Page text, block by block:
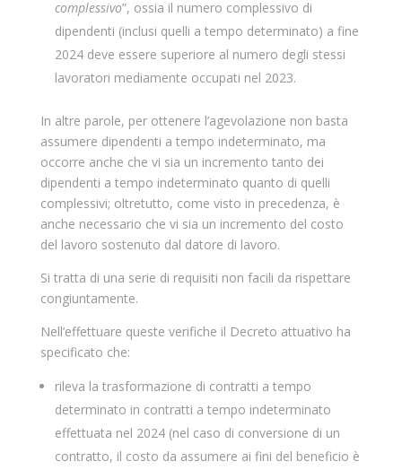
complessivo”, ossia il numero complessivo di
dipendenti (inclusi quelli a tempo determinato) a fine
2024 deve essere superiore al numero degli stessi
lavoratori mediamente occupati nel 2023.
In altre parole, per ottenere l’agevolazione non basta
assumere dipendenti a tempo indeterminato, ma
occorre anche che vi sia un incremento tanto dei
dipendenti a tempo indeterminato quanto di quelli
complessivi; oltretutto, come visto in precedenza, è
anche necessario che vi sia un incremento del costo
del lavoro sostenuto dal datore di lavoro.
Si tratta di una serie di requisiti non facili da rispettare
congiuntamente.
Nell’effettuare queste verifiche il Decreto attuativo ha
specificato che:
rileva la trasformazione di contratti a tempo
determinato in contratti a tempo indeterminato
effettuata nel 2024 (nel caso di conversione di un
contratto, il costo da assumere ai fini del beneficio è